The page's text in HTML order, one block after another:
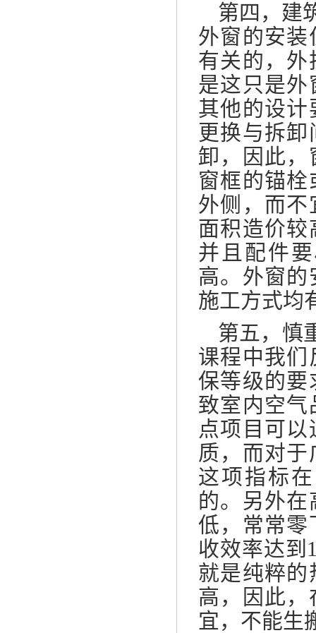
第四，建
外窗的安装
有关的，外
是这只是外
其他的设计
更换与拆
卸，因此，
窗框的锚
外侧，而不
面积造价较
并且配件
高。外窗的
施工方式均
第五，慎
课程中我们
保等级的要
致室内空气
点项目可
质，而对
这项指标
的。另外
低，常常零
收效率达到
就是纯粹的
高，因此，
宜，不能生